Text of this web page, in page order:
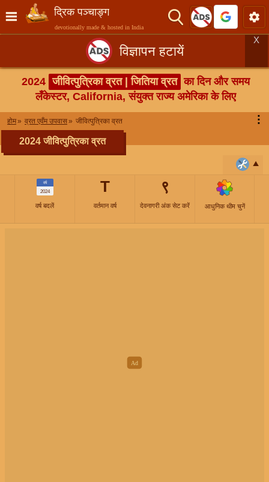
द्रिक पञ्चाङ्ग
devotionally made & hosted in India
विज्ञापन हटायें
X
2024 जीवित्पुत्रिका व्रत | जितिया व्रत का दिन और समय
लँकेस्टर, California, संयुक्त राज्य अमेरिका के लिए
होम व्रत एवँम उपवास जीवित्पुत्रिका व्रत ⋮
2024 जीवित्पुत्रिका व्रत
वर्ष
2024
वर्ष बदलें
T
वर्तमान वर्ष
९
देवनागरी अंक सेट करें आधुनिक थीम चुनें